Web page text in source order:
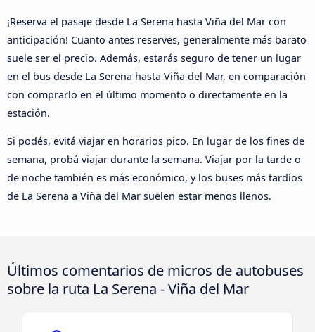
¡Reserva el pasaje desde La Serena hasta Viña del Mar con
anticipación! Cuanto antes reserves, generalmente más barato
suele ser el precio. Además, estarás seguro de tener un lugar
en el bus desde La Serena hasta Viña del Mar, en comparación
con comprarlo en el último momento o directamente en la
estación.
Si podés, evitá viajar en horarios pico. En lugar de los fines de
semana, probá viajar durante la semana. Viajar por la tarde o
de noche también es más económico, y los buses más tardíos
de La Serena a Viña del Mar suelen estar menos llenos.
Últimos comentarios de micros de autobuses
sobre la ruta La Serena - Viña del Mar